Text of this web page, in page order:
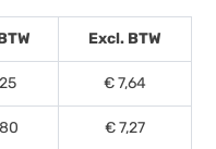
Excl. BTW
€ 7,64
€ 7,27